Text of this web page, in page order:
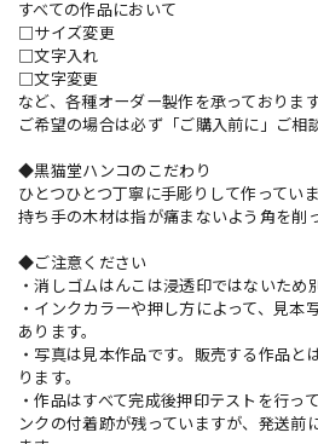
すべての作品において
□サイズ変更
□文字入れ
□文字変更
など、各種オーダー製作を承っております
ご希望の場合は必ず「ご購入前に」ご相
◆黒猫堂ハンコのこだわり
ひとつひとつ丁寧に手彫りして作っていま
持ち手の木材は指が痛まないよう角を削
◆ご注意ください
・消しゴムはんこは浸透印ではないため
・インクカラーや押し方によって、見本
あります。
・写真は見本作品です。販売する作品と
ります。
・作品はすべて完成後押印テストを行っ
ンクの付着跡が残っていますが、発送前